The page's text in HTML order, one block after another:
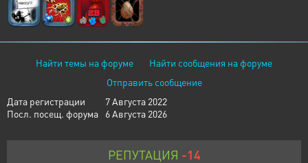
Найти темы на форуме
Найти сообщения на форуме
Отправить сообщение
Дата регистрации
7 Августа 2022
Посл. посещ. форума
6 Августа 2026
РЕПУТАЦИЯ -14